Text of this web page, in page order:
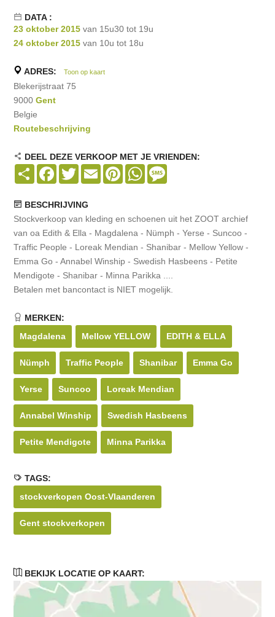
DATA :
23 oktober 2015 van 15u30 tot 19u
24 oktober 2015 van 10u tot 18u
ADRES: Toon op kaart
Blekerijstraat 75
9000Gent
Belgie
Routebeschrijving
DEEL DEZE VERKOOP MET JE VRIENDEN:
Share Facebook
TwitterEmail PinterestWhatsApp
BESCHRIJVING
Stockverkoop van kleding en schoenen uit het ZOOT archief
van oa Edith & Ella - Magdalena - Nümph - Yerse - Suncoo -
Traffic People - Loreak Mendian - Shanibar - Mellow Yellow -
Emma Go - Annabel Winship - Swedish Hasbeens - Petite
Mendigote - Shanibar - Minna Parikka ....
Betalen met bancontact is NIET mogelijk.
MERKEN:
Magdalena
Mellow YELLOW EDITH & ELLA
Nümph Traffic People Shanibar Emma Go
Yerse Suncoo Loreak Mendian
Annabel Winship Swedish Hasbeens
Petite Mendigote Minna Parikka
TAGS:
stockverkopen Oost-Vlaanderen
Gent stockverkopen
BEKIJK LOCATIE OP KAART: